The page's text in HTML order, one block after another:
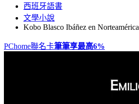
西班牙語書
文學小說
Kobo Blasco Ibáñez en Norteamérica
PChome聯名卡筆筆享最高6%